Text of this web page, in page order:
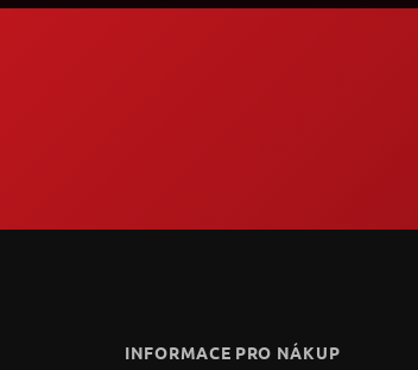
INFORMACE PRO NÁKUP